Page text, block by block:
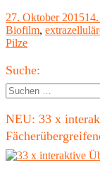
Veröffentlicht
am
27. Oktober 2015
Biofilm,
Pilze
Haupt-
Seitenleiste
Suche:
Suchen
nach:
NEU: 33 x